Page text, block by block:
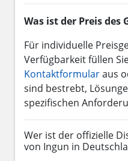
Was ist der Preis des
Für individuelle
Verfügbarkeit füllen
Kontaktformularaus
sind bestrebt,
spezifischen
Wer ist der offizielle
von Ingun in